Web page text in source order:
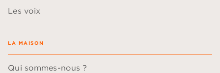
Les voix
LA MAISON
Qui sommes-nous ?